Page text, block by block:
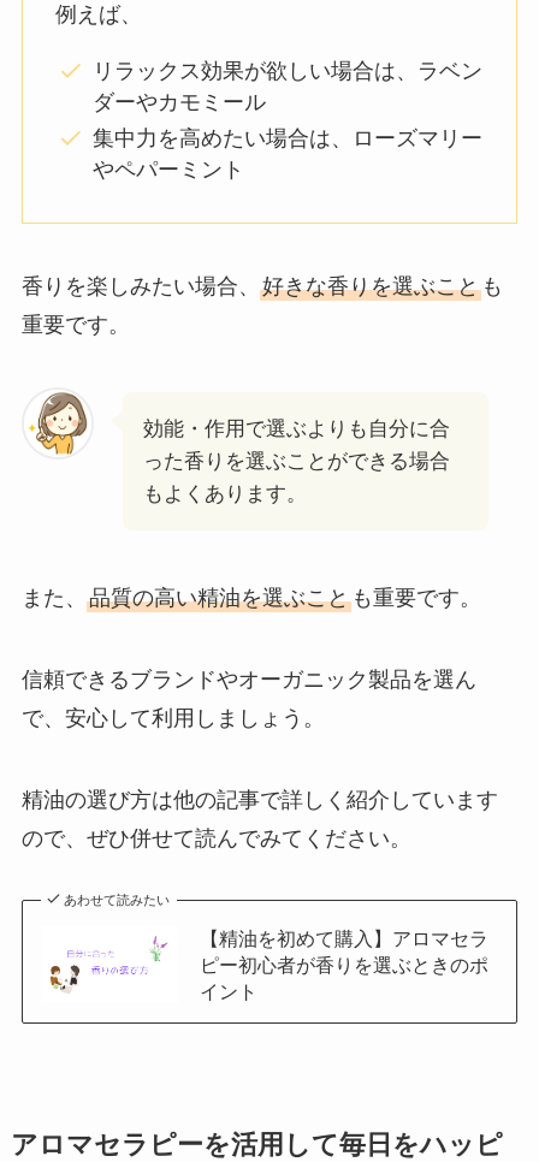
例えば、
リラックス効果が欲しい場合は、ラベン
ダーやカモミール
集中力を高めたい場合は、ローズマリー
やペパーミント
香りを楽しみたい場合、 好きな香りを選ぶことも
重要です。
効能・作用で選ぶよりも自分に合
った香りを選ぶことができる場合
もよくあります。
また、 品質の高い精油を選ぶことも重要です。
信頼できるブランドやオーガニック製品を選ん
で、安心して利用しましょう。
精油の選び方は他の記事で詳しく紹介しています
ので、ぜひ併せて読んでみてください。
あわせて読みたい
【精油を初めて購入】アロマセラ
ピー初心者が香りを選ぶときのポ
イント
アロマセラピーを活用して毎日をハッピ